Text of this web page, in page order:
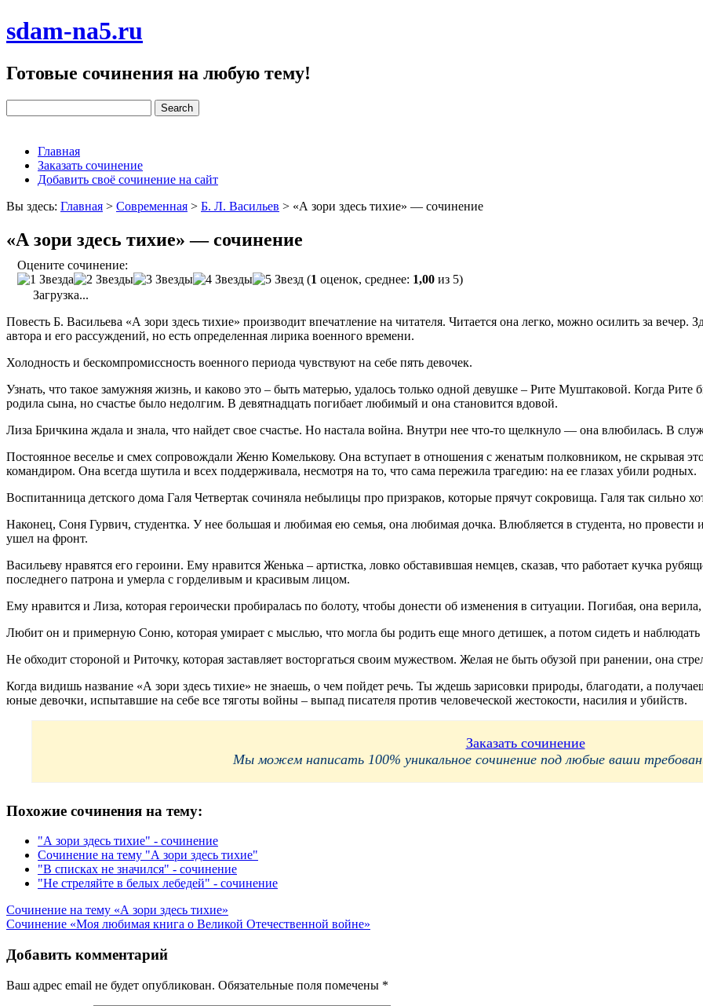
sdam-na5.ru
Готовые сочинения на любую тему!
Главная
Заказать сочинение
Добавить своё сочинение на сайт
Вы здесь: Главная > Современная > Б. Л. Васильев > «А зори здесь тихие» — сочинение
«А зори здесь тихие» — сочинение
Оцените сочинение:
(1 оценок, среднее: 1,00 из 5)
Загрузка...
Повесть Б. Васильева «А зори здесь тихие» производит впечатление на читателя. Читается она легко, можно осилить за вечер.
автора и его рассуждений, но есть определенная лирика военного времени.
Холодность и бескомпромиссность военного периода чувствуют на себе пять девочек.
Узнать, что такое замужняя жизнь, и каково это – быть матерью, удалось только одной девушке – Рите Муштаковой. Когда
родила сына, но счастье было недолгим. В девятнадцать погибает любимый и она становится вдовой.
Лиза Бричкина ждала и знала, что найдет свое счастье. Но настала война. Внутри нее что-то щелкнуло — она влюбилась. В
Постоянное веселье и смех сопровождали Женю Комелькову. Она вступает в отношения с женатым полковником, не скрывая
командиром. Она всегда шутила и всех поддерживала, несмотря на то, что сама пережила трагедию: на ее глазах убили родных.
Воспитанница детского дома Галя Четвертак сочиняла небылицы про призраков, которые прячут сокровища. Галя так сильно
Наконец, Соня Гурвич, студентка. У нее большая и любимая ею семья, она любимая дочка. Влюбляется в студента, но
ушел на фронт.
Васильеву нравятся его героини. Ему нравится Женька – артистка, ловко обставившая немцев, сказав, что работает кучка
последнего патрона и умерла с горделивым и красивым лицом.
Ему нравится и Лиза, которая героически пробиралась по болоту, чтобы донести об изменения в ситуации. Погибая, она
Любит он и примерную Соню, которая умирает с мыслью, что могла бы родить еще много детишек, а потом сидеть и наблюдать
Не обходит стороной и Риточку, которая заставляет восторгаться своим мужеством. Желая не быть обузой при ранении, она
Когда видишь название «А зори здесь тихие» не знаешь, о чем пойдет речь. Ты ждешь зарисовки природы, благодати, а
юные девочки, испытавшие на себе все тяготы войны – выпад писателя против человеческой жестокости, насилия и убийств.
Заказать сочинение
Мы можем написать 100% уникальное сочинение под любые ваши
Похожие сочинения на тему:
"А зори здесь тихие" - сочинение
Сочинение на тему "А зори здесь тихие"
"В списках не значился" - сочинение
"Не стреляйте в белых лебедей" - сочинение
Навигация
по
записям
Сочинение на тему «А зори здесь тихие»
Сочинение «Моя любимая книга о Великой Отечественной войне»
Добавить комментарий
Ваш адрес email не будет опубликован. Обязательные поля помечены *